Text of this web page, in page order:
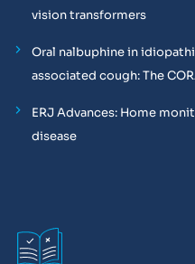
vision transformers
Oral nalbuphine in
associated cough: The
ERJ Advances: Home
disease